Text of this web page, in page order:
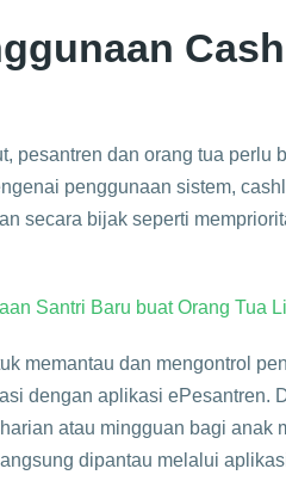
pesantren dan orang tua perlu
penggunaan sistem,
secara bijak seperti
Santri Baru buat Orang Tua
memantau dan mengontrol
dengan aplikasi ePesantren.
atau mingguan bagi anak
dipantau melalui